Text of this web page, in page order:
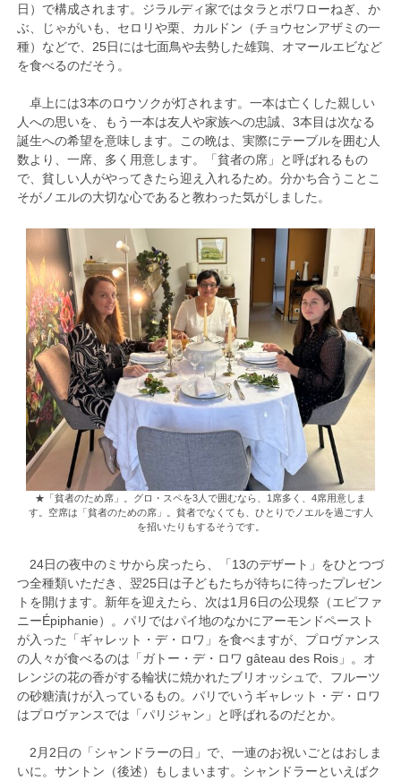
日）で構成されます。ジラルディ家ではタラとポワローねぎ、か
ぶ、じゃがいも、セロリや栗、カルドン（チョウセンアザミの一
種）などで、25日には七面鳥や去勢した雄鶏、オマールエビなど
を食べるのだそう。
卓上には3本のロウソクが灯されます。一本は亡くした親しい
人への思いを、もう一本は友人や家族への忠誠、3本目は次なる
誕生への希望を意味します。この晩は、実際にテーブルを囲む人
数より、一席、多く用意します。「貧者の席」と呼ばれるもの
で、貧しい人がやってきたら迎え入れるため。分かち合うことこ
そがノエルの大切な心であると教わった気がしました。
★「貧者のため席」。グロ・スペを3人で囲むなら、1席多く、4席用意しま
す。空席は「貧者のための席」。貧者でなくても、ひとりでノエルを過ごす人
を招いたりもするそうです。
24日の夜中のミサから戻ったら、「13のデザート」をひとつづ
つ全種類いただき、翌25日は子どもたちが待ちに待ったプレゼン
トを開けます。新年を迎えたら、次は1月6日の公現祭（エピファ
ニーÉpiphanie）。パリではパイ地のなかにアーモンドペースト
が入った「ギャレット・デ・ロワ」を食べますが、プロヴァンス
の人々が食べるのは「ガトー・デ・ロワ gâteau des Rois」。オ
レンジの花の香がする輪状に焼かれたブリオッシュで、フルーツ
の砂糖漬けが入っているもの。パリでいうギャレット・デ・ロワ
はプロヴァンスでは「パリジャン」と呼ばれるのだとか。
2月2日の「シャンドラーの日」で、一連のお祝いごとはおしま
いに。サントン（後述）もしまいます。シャンドラーといえばク